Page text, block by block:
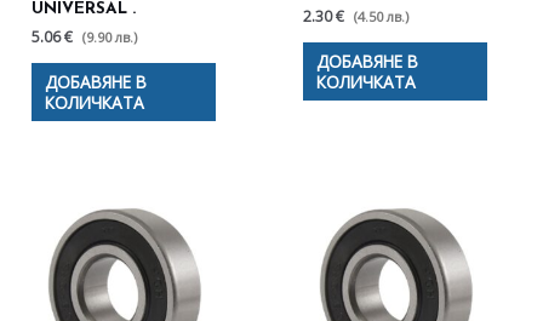
UNIVERSAL .
5.06 € (9.90 лв.)
ДОБАВЯНЕ В
КОЛИЧКАТА
2.30 € (4.50 лв.)
ДОБАВЯНЕ В
КОЛИЧКАТА